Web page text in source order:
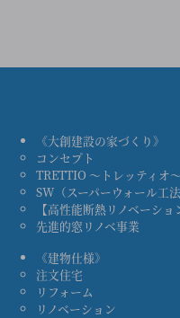
《大創建設の家づくり》
コンセプト
TRETTIO ～トレッティオ～
SW（スーパーウォール工
【高性能断熱リノベーシ
先進的窓リノベ事業
《建物仕様》
注文住宅
リフォーム
リノベーション